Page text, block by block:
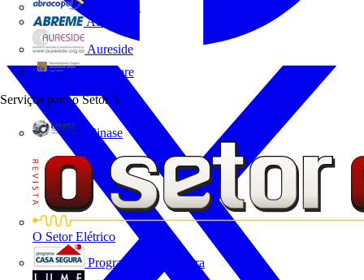
Abracopel
Abreme
Aureside
Procobre
Serviços para o Setor 5
Cinase
O Setor Elétrico
Programa Casa Segura